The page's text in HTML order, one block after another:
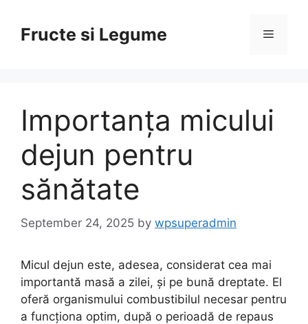
contentFructe si Legume Menu
Importanța micului
dejun pentru
sănătate
September 24, 2025 by wpsuperadmin
Micul dejun este, adesea, considerat cea mai
importantă masă a zilei, și pe bună dreptate. El
oferă organismului combustibilul necesar pentru
a funcționa optim, după o perioadă de repaus